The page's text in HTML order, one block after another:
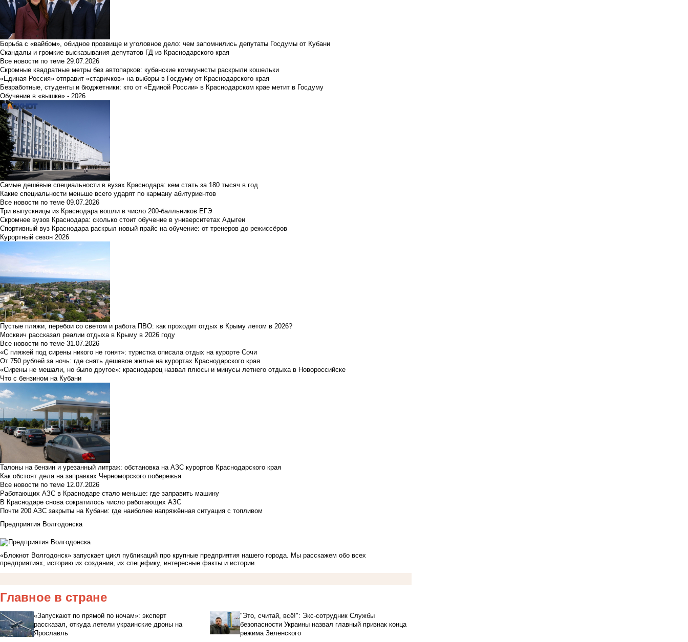
Борьба с «вайбом», обидное прозвище и уголовное дело: чем запомнились депутаты Госдумы от Кубани
Скандалы и громкие высказывания депутатов ГД из Краснодарского края
Все новости по теме 29.07.2026
Скромные квадратные метры без автопарков: кубанские коммунисты раскрыли кошельки
«Единая Россия» отправит «старичков» на выборы в Госдуму от Краснодарского края
Безработные, студенты и бюджетники: кто от «Единой России» в Краснодарском крае метит в Госдуму
Обучение в «вышке» - 2026
Самые дешёвые специальности в вузах Краснодара: кем стать за 180 тысяч в год
Какие специальности меньше всего ударят по карману абитуриентов
Все новости по теме 09.07.2026
Три выпускницы из Краснодара вошли в число 200-балльников ЕГЭ
Скромнее вузов Краснодара: сколько стоит обучение в университетах Адыгеи
Спортивный вуз Краснодара раскрыл новый прайс на обучение: от тренеров до режиссёров
Курортный сезон 2026
Пустые пляжи, перебои со светом и работа ПВО: как проходит отдых в Крыму летом в 2026?
Москвич рассказал реалии отдыха в Крыму в 2026 году
Все новости по теме 31.07.2026
«С пляжей под сирены никого не гонят»: туристка описала отдых на курорте Сочи
От 750 рублей за ночь: где снять дешевое жилье на курортах Краснодарского края
«Сирены не мешали, но было другое»: краснодарец назвал плюсы и минусы летнего отдыха в Новороссийске
Что с бензином на Кубани
Талоны на бензин и урезанный литраж: обстановка на АЗС курортов Краснодарского края
Как обстоят дела на заправках Черноморского побережья
Все новости по теме 12.07.2026
Работающих АЗС в Краснодаре стало меньше: где заправить машину
В Краснодаре снова сократилось число работающих АЗС
Почти 200 АЗС закрыты на Кубани: где наиболее напряжённая ситуация с топливом
Предприятия Волгодонска
«Блокнот Волгодонск» запускает цикл публикаций про крупные предприятия нашего города. Мы расскажем обо всех
предприятиях, историю их создания, их специфику, интересные факты и истории.
Главное в стране
«Запускают по прямой по ночам»: эксперт
рассказал, откуда летели украинские дроны на
Ярославль
"Это, считай, всё!": Экс-сотрудник Службы
безопасности Украины назвал главный признак конца
режима Зеленского